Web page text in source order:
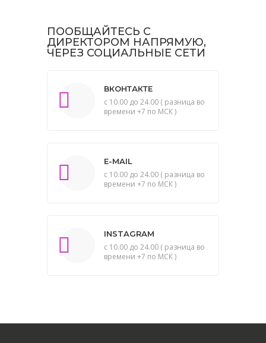
ПООБЩАЙТЕСЬ С
ДИРЕКТОРОМ НАПРЯМУЮ,
ЧЕРЕЗ СОЦИАЛЬНЫЕ СЕТИ
ВКОНТАКТЕ
с 10.00 до 24.00 ( разница во
времени +7 по МСК )
E-MAIL
с 10.00 до 24.00 ( разница во
времени +7 по МСК )
INSTAGRAM
с 10.00 до 24.00 ( разница во
времени +7 по МСК )